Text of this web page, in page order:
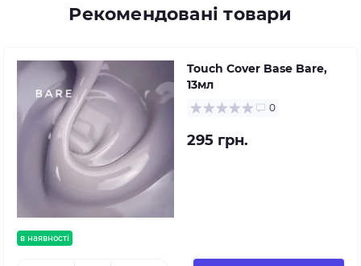
Рекомендовані товари
в наявності
Touch Cover Base Bare,
13мл
0
295 грн.